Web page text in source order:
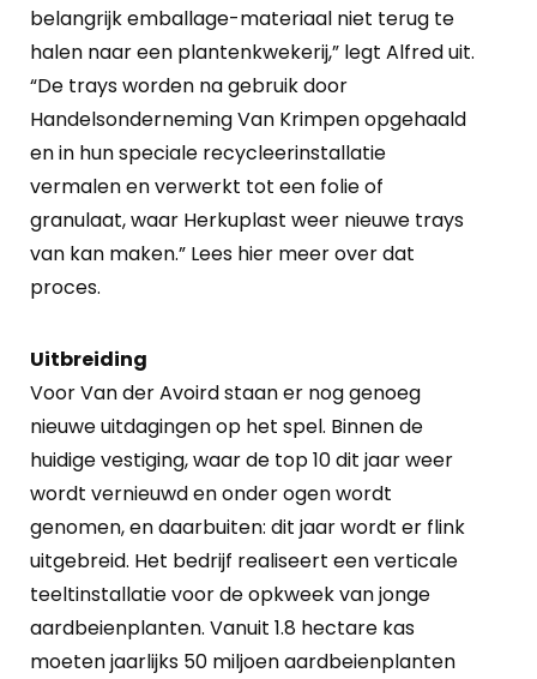
belangrijk emballage-materiaal niet terug te
halen naar een plantenkwekerij,” legt Alfred uit.
“De trays worden na gebruik door
Handelsonderneming Van Krimpen opgehaald
en in hun speciale recycleerinstallatie
vermalen en verwerkt tot een folie of
granulaat, waar Herkuplast weer nieuwe trays
van kan maken.” Lees hier meer over dat
proces.
Uitbreiding
Voor Van der Avoird staan er nog genoeg
nieuwe uitdagingen op het spel. Binnen de
huidige vestiging, waar de top 10 dit jaar weer
wordt vernieuwd en onder ogen wordt
genomen, en daarbuiten: dit jaar wordt er flink
uitgebreid. Het bedrijf realiseert een verticale
teeltinstallatie voor de opkweek van jonge
aardbeienplanten. Vanuit 1.8 hectare kas
moeten jaarlijks 50 miljoen aardbeienplanten